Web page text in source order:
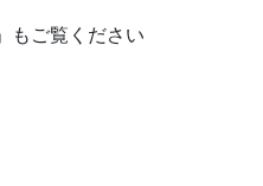
」もご覧ください